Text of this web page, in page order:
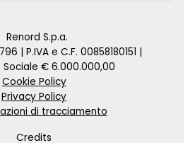
Renord S.p.a.
| P.IVA e C.F. 00858180151 |
€ 6.000.000,00
Cookie Policy
Privacy Policy
di tracciamento
Credits